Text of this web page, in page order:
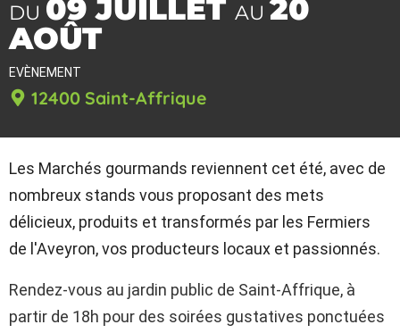
DU 09 JUILLET AU 20
AOÛT
EVÈNEMENT
12400 Saint-Affrique
Les Marchés gourmands reviennent cet été, avec de
nombreux stands vous proposant des mets
délicieux, produits et transformés par les Fermiers
de l'Aveyron, vos producteurs locaux et passionnés.
Rendez-vous au jardin public de Saint-Affrique, à
partir de 18h pour des soirées gustatives ponctuées